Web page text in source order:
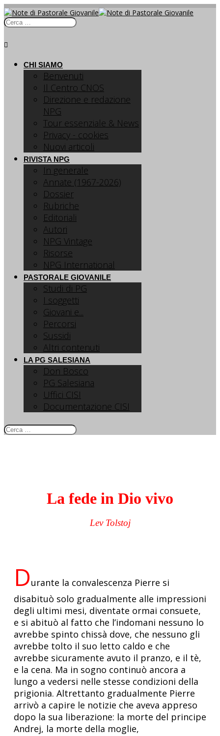
CHI SIAMO
Benvenuti
Il Centro CNOS
Direzione e redazione
NPG
Tour essenziale & News
Privacy - cookies
Nuovi articoli
RIVISTA NPG
In generale
Annate (1967-2026)
Dossier
Rubriche
Editoriali
Autori
NPG Vintage
Risorse
NPG International
PASTORALE GIOVANILE
Studi di PG
I soggetti
Giovani e...
Percorsi
Sussidi
Altri contenuti
LA PG SALESIANA
Don Bosco
PG Salesiana
Uffici CISI
Documentazione CISI
La fede in Dio vivo
Lev Tolstoj
Durante la convalescenza Pierre si
disabituò solo gradualmente alle impressioni
degli ultimi mesi, diventate ormai consuete,
e si abituò al fatto che l’indomani nessuno lo
avrebbe spinto chissà dove, che nessuno gli
avrebbe tolto il suo letto caldo e che
avrebbe sicuramente avuto il pranzo, e il tè,
e la cena. Ma in sogno continuò ancora a
lungo a vedersi nelle stesse condizioni della
prigionia. Altrettanto gradualmente Pierre
arrivò a capire le notizie che aveva appreso
dopo la sua liberazione: la morte del principe
Andrej, la morte della moglie,